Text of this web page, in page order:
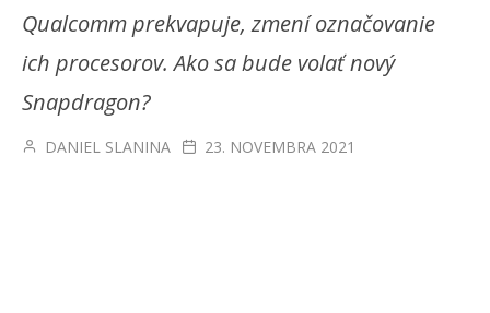
Qualcomm prekvapuje, zmení označovanie
ich procesorov. Ako sa bude volať nový
Snapdragon?
DANIEL SLANINA 23. NOVEMBRA 2021